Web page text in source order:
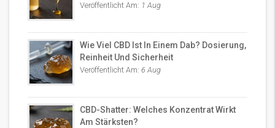
Veröffentlicht Am: 1 Aug
Wie Viel CBD Ist In Einem Dab? Dosierung,
Reinheit Und Sicherheit
Veröffentlicht Am: 6 Aug
CBD-Shatter: Welches Konzentrat Wirkt
Am Stärksten?